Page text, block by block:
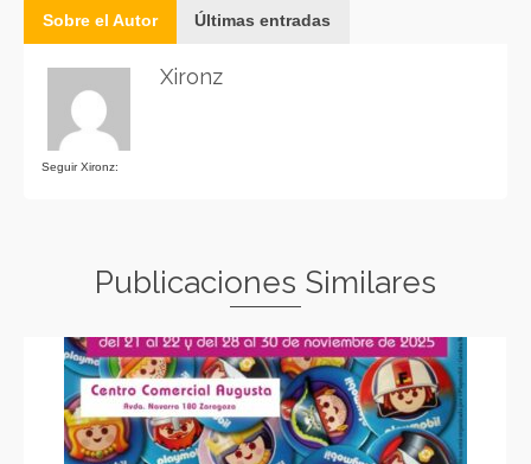
Sobre el Autor Últimas entradas
Seguir Xironz:
Xironz
Publicaciones Similares